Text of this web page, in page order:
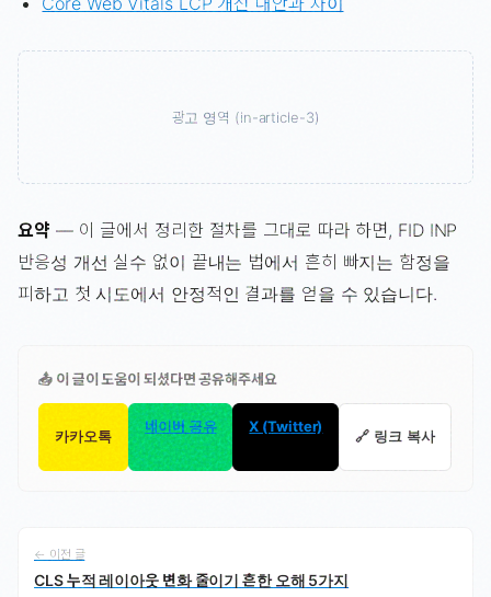
광고 영역 (in-article-3)
요약 — 이 글에서 정리한 절차를 그대로 따라 하면, FID INP
반응성 개선 실수 없이 끝내는 법에서 흔히 빠지는 함정을
피하고 첫 시도에서 안정적인 결과를 얻을 수 있습니다.
📤 이 글이 도움이 되셨다면 공유해주세요
카카오톡
네이버 공유 X (Twitter)
🔗 링크 복사
← 이전 글
CLS 누적 레이아웃 변화 줄이기 흔한 오해 5가지